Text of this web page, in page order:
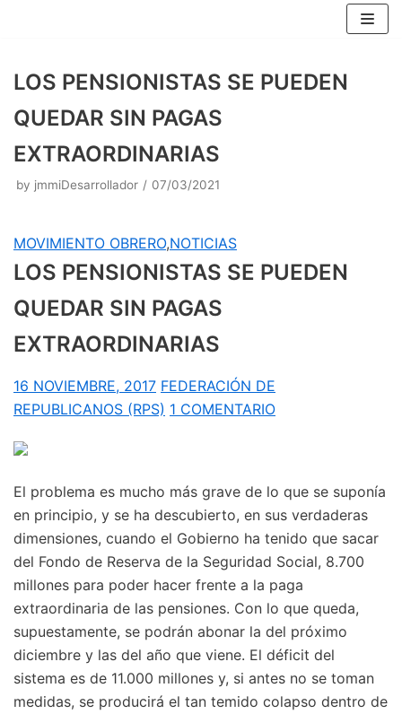
LOS PENSIONISTAS SE PUEDEN
QUEDAR SIN PAGAS
EXTRAORDINARIAS
by jmmiDesarrollador 07/03/2021
MOVIMIENTO OBRERO,NOTICIAS
LOS PENSIONISTAS SE PUEDEN
QUEDAR SIN PAGAS
EXTRAORDINARIAS
16 NOVIEMBRE, 2017 FEDERACIÓN DE
REPUBLICANOS (RPS) 1 COMENTARIO
El problema es mucho más grave de lo que se suponía
en principio, y se ha descubierto, en sus verdaderas
dimensiones, cuando el Gobierno ha tenido que sacar
del Fondo de Reserva de la Seguridad Social, 8.700
millones para poder hacer frente a la paga
extraordinaria de las pensiones. Con lo que queda,
supuestamente, se podrán abonar la del próximo
diciembre y las del año que viene. El déficit del
sistema es de 11.000 millones y, si antes no se toman
medidas, se producirá el tan temido colapso dentro de